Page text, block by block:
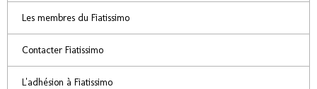
Les membres du Fiatissimo
Contacter Fiatissimo
L'adhésion à Fiatissimo